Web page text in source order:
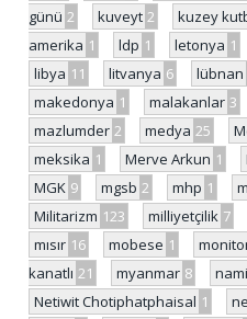
günü 2 kuveyt 2 kuzey
amerika 1 ldp 1 letonya 1
libya 11 litvanya 6 lübnan
makedonya 1 malakanlar 3
mazlumder 2 medya 25
meksika 1 Merve Arkun 1
MGK 9 mgsb 2 mhp 1
Militarizm 123 milliyetçilik 7
mısır 16 mobese 1
kanatlı 21 myanmar 8
Netiwit Chotiphatphaisal 1